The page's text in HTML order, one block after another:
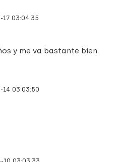
17 03:04:35
y me va bastante bien
14 03:03:50